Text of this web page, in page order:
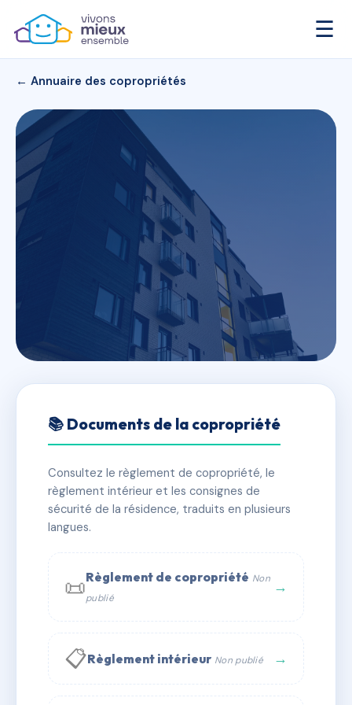
☰
← Annuaire des copropriétés
1351 - LES ROUARDES
✓ Immatriculée 🏠 36 lots 🏗 1 bâtiment(s)
📞 Contacter Syndic Digital
📚 Documents de la copropriété
Consultez le règlement de copropriété, le
règlement intérieur et les consignes de
sécurité de la résidence, traduits en plusieurs
langues.
📜Règlement de copropriété Non
publié
→
📋Règlement intérieur Non publié →